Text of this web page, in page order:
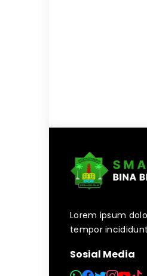
Lorem ipsum
tempor
Sosial Media